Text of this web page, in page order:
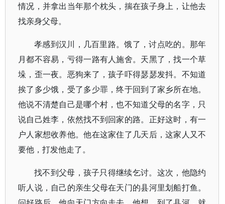
情况，并拿出当年那个枕头，揣在孩子身上，让他去
找亲身父母。
孝感到汉川，几百里路。饿了，讨点吃的。那年
月都不容易，亏得一路有人施舍。天黑了，找一个草
垛，歪一夜。恶狗来了，孩子吓得瑟瑟发抖。不知道
挨了多少饿，受了多少罪，终于回到了家乡所在地。
他说不清楚自己是哪个村，也不知道父母的名字，只
说自己姓李，依然找不到回家的路。正好这时，有一
户人家想收养他。他在这家住了几天后，这家人又不
要他，打发他走了。
找不到父母，孩子只得继续乞讨。这次，他隐约
听人说，自己的亲生父母在天门的县河里划船打鱼。